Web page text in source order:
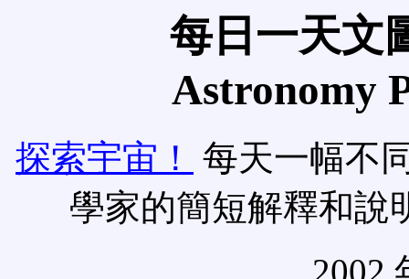
每日一天文
Astronomy
探索宇宙！
每天一幅不
學家的簡短解釋和說